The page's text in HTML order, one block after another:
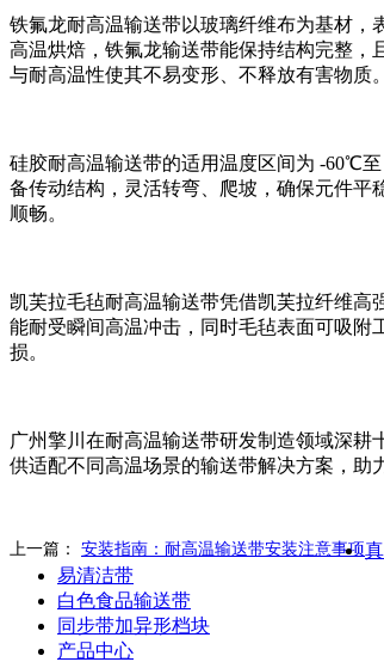
铁氟龙耐高温输送带以玻璃纤维布为基材
高温烘焙，铁氟龙输送带能保持结构完整，
与耐高温性使其不易变形、不释放有害物质。
硅胶耐高温输送带的适用温度区间为 -60℃
备传动结构，灵活转弯、爬坡，确保元件平
顺畅。
凯芙拉毛毡耐高温输送带凭借凯芙拉纤维
能耐受瞬间高温冲击，同时毛毡表面可吸附
损。
广州擎川在耐高温输送带研发制造领域深
供适配不同高温场景的输送带解决方案，助
上一篇： 安装指南：耐高温输送带安装注意事项
易清洁带
白色食品输送带
同步带加异形档块
产品中心